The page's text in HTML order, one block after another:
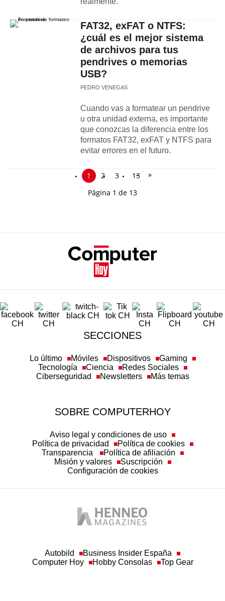
FAT32, exFAT o NTFS:
¿cuál es el mejor sistema
de archivos para tus
pendrives o memorias
USB?
PEDRO VENEGAS
Cuando vas a formatear un pendrive
u otra unidad externa, es importante
que conozcas la diferencia entre los
formatos FAT32, exFAT y NTFS para
evitar errores en el futuro.
1 2 3 13
»
Página 1 de 13
SECCIONES
Lo último Móviles Dispositivos
Gaming
Tecnología
Ciencia
Redes Sociales
Ciberseguridad
Newsletters Más temas
SOBRE COMPUTERHOY
Aviso legal y condiciones de uso
Política de privacidad
Política de cookies
Transparencia
Política de afiliación
Misión y valores
Suscripción
Configuración de cookies
Autobild
Business Insider España
Computer Hoy
Hobby Consolas Top Gear